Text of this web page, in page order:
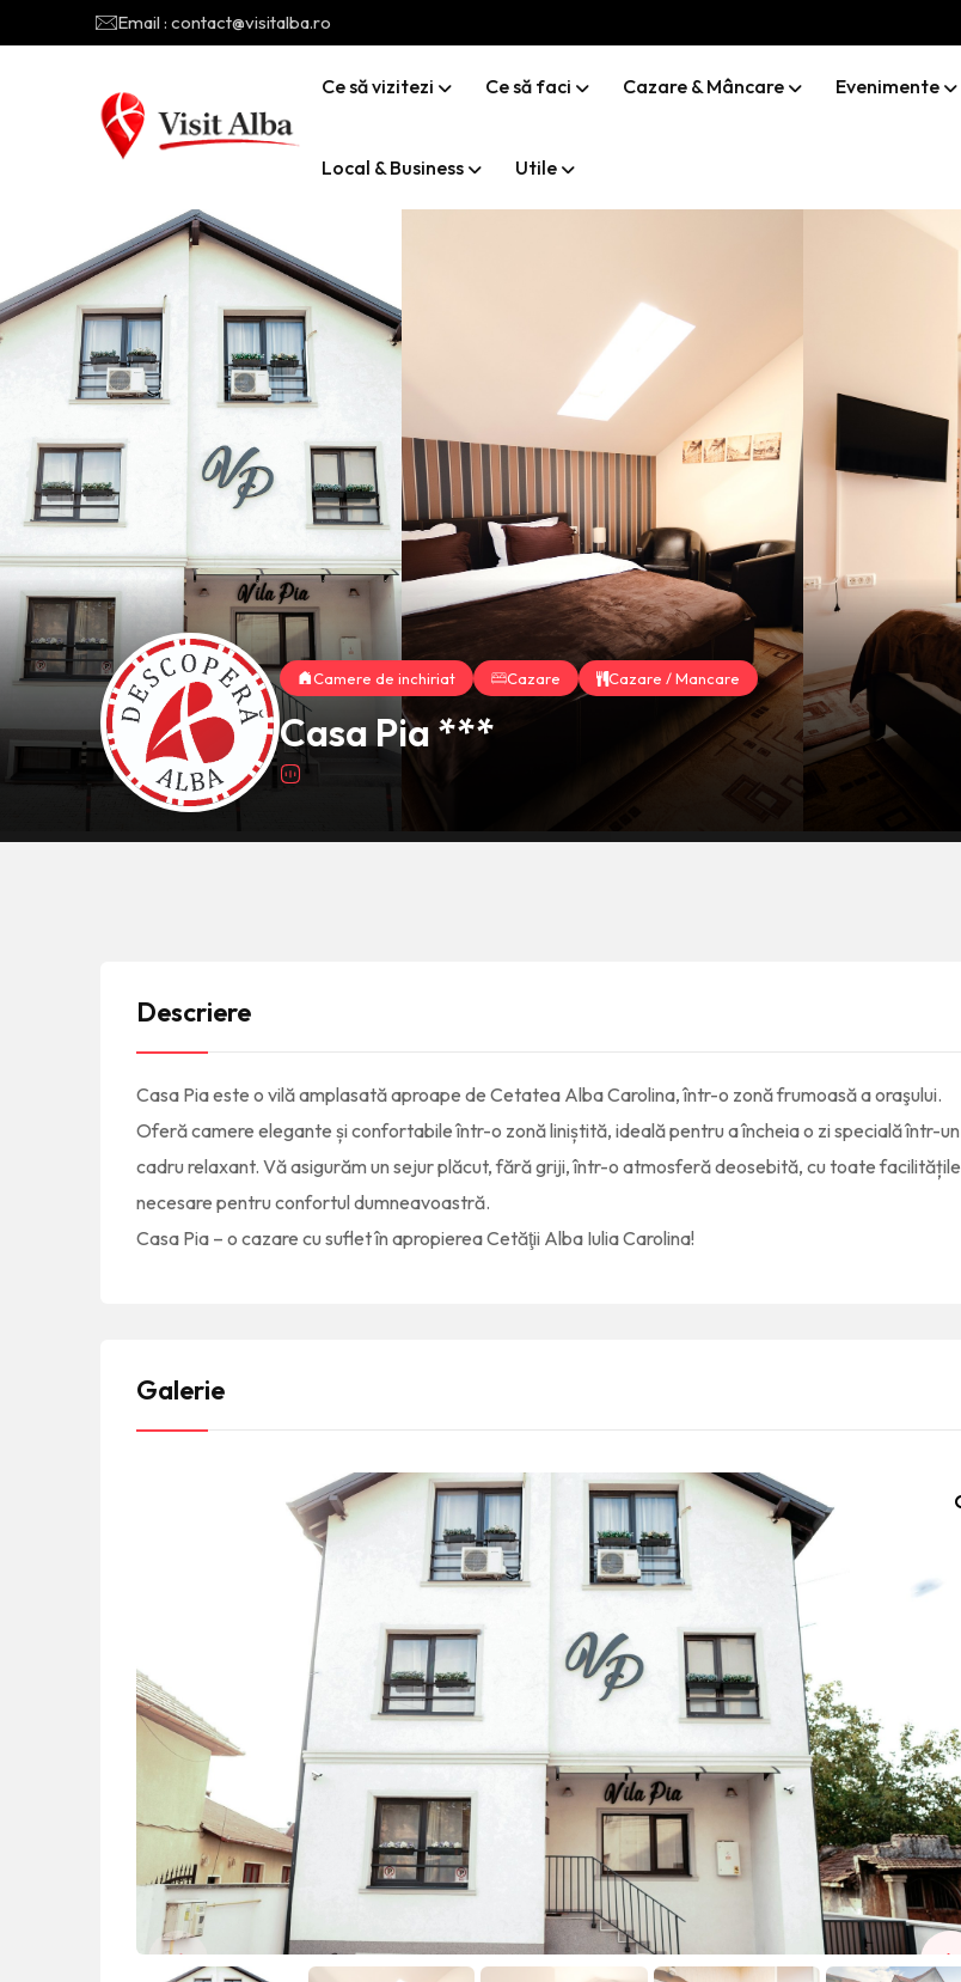
Email : contact@visitalba.ro
Ce să vizitezi Ce să faci Cazare & Mâncare Evenimente
Local & Business Utile
Camere de inchiriat Cazare Cazare / Mancare
Casa Pia ***
Descriere
Casa Pia este o vilă amplasată aproape de Cetatea Alba Carolina, într-o zonă frumoasă a oraşului.
Oferă camere elegante și confortabile într-o zonă liniștită, ideală pentru a încheia o zi specială într-un
cadru relaxant. Vă asigurăm un sejur plăcut, fără griji, într-o atmosferă deosebită, cu toate facilitățile
necesare pentru confortul dumneavoastră.
Casa Pia – o cazare cu suflet în apropierea Cetăţii Alba Iulia Carolina!
Galerie